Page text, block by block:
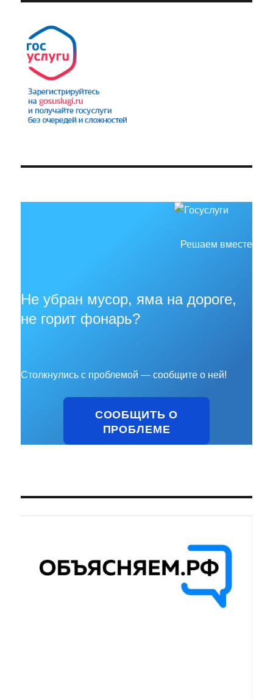
Решаем вместе
Не убран мусор, яма на дороге,
не горит фонарь?
Столкнулись с проблемой — сообщите о ней!
СООБЩИТЬ О
ПРОБЛЕМЕ